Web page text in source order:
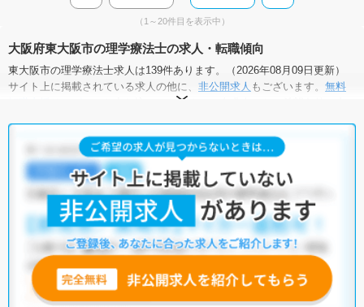
（1～20件目を表示中）
大阪府東大阪市の理学療法士の求人・転職傾向
東大阪市の理学療法士求人は139件あります。（2026年08月09日更新）
サイト上に掲載されている求人の他に、 非公開求人 もございます。 無料
にお申し込みいただくと、全求人からご希望条件に合
東大阪市の理学療法士求人では以下のような条件が人気です。
土日祝休・積極採用中・ 新卒OK・ 正社員(正職員)
クリニック・介護福祉施設・訪問リハビリ(在宅医療)・
・保育園 ・その他
他の条件でも人気の求人がございますので、「こだわり条件」から検索
いただくか、お気軽にお問い合わせください。
全国の理学療法士求人から検索いただくことも可能です。
無料転職支援サービス
にお申し込みいただくと、ご希望条件をヒアリン